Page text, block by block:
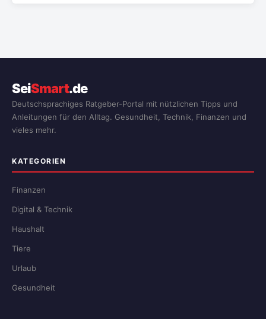
SeiSmart.de
Deutschsprachiges Ratgeber-Portal mit nützlichen Tipps und
Anleitungen für den Alltag. Gesundheit, Technik, Finanzen und
vieles mehr.
KATEGORIEN
Finanzen
Digital & Technik
Haushalt
Tiere
Urlaub
Gesundheit